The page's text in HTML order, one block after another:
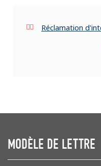
Réclamation
MODÈLE DE LETTRE